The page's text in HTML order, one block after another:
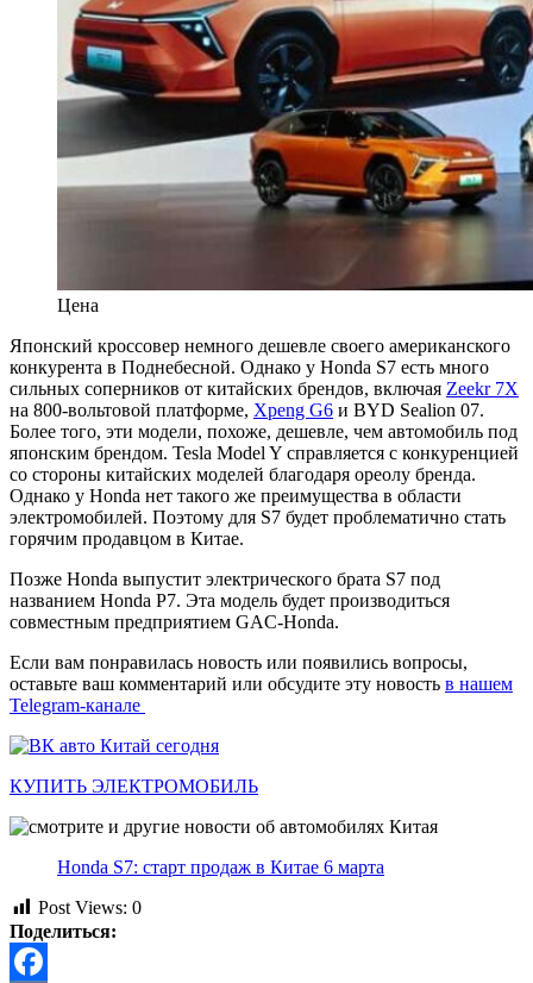
Цена
Японский кроссовер немного дешевле своего американского
конкурента в Поднебесной. Однако у Honda S7 есть много
сильных соперников от китайских брендов, включая Zeekr 7X
на 800-вольтовой платформе, Xpeng G6 и BYD Sealion 07.
Более того, эти модели, похоже, дешевле, чем автомобиль под
японским брендом. Tesla Model Y справляется с конкуренцией
со стороны китайских моделей благодаря ореолу бренда.
Однако у Honda нет такого же преимущества в области
электромобилей. Поэтому для S7 будет проблематично стать
горячим продавцом в Китае.
Позже Honda выпустит электрического брата S7 под
названием Honda P7. Эта модель будет производиться
совместным предприятием GAC-Honda.
Если вам понравилась новость или появились вопросы,
оставьте ваш комментарий или обсудите эту новость в нашем
Telegram-канале
КУПИТЬ ЭЛЕКТРОМОБИЛЬ
Honda S7: старт продаж в Китае 6 марта
Post Views: 0
Поделиться: